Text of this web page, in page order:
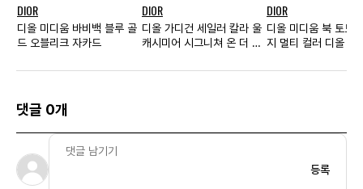
DIOR
디올 미디움 바비백 블루 골
드 오블리크 자카드
DIOR
디올 가디건 세일러 칼라 울
캐시미어 시그니쳐 온 더 백
DIOR
디올 미디움 북 토트
지 멀티 컬러 디올 쟈
댓글 0개
등록